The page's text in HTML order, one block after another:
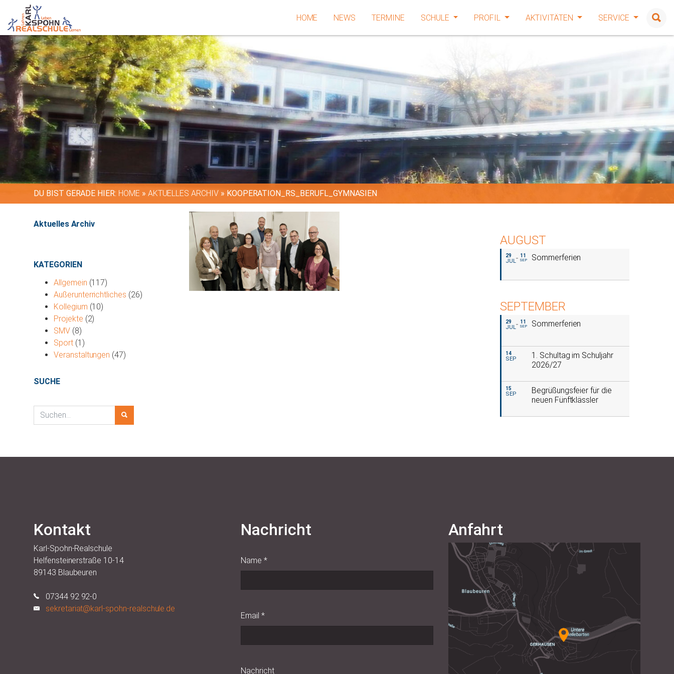
HOME NEWS TERMINE SCHULE PROFIL AKTIVITÄTEN SERVICE
DU BIST GERADE HIER: HOME » AKTUELLES ARCHIV» KOOPERATION_RS_BERUFL_GYMNASIEN
Aktuelles Archiv
KATEGORIEN
Allgemein (117)
Außerunterrichtliches (26)
Kollegium (10)
Projekte (2)
SMV(8)
Sport(1)
Veranstaltungen (47)
SUCHE
AUGUST
29
JUL
11
SEP Sommerferien
SEPTEMBER
29
JUL
11
SEP Sommerferien
14
SEP
1. Schultag im Schuljahr
2026/27
15
SEP
Begrüßungsfeier für die
neuen Fünftklässler
Kontakt
Karl-Spohn-Realschule
Helfensteinerstraße 10-14
89143 Blaubeuren
07344 92 92-0
sekretariat@karl-spohn-realschule.de
Nachricht
Name*
Email*
Nachricht
Anfahrt